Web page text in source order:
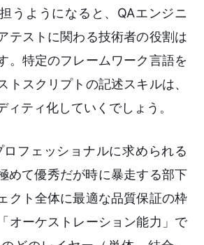
うようになると、QAエンジニ
テストに関わる技術者の役割は
。特定のフレームワーク言語を
トスクリプトの記述スキルは、
ィティ化していくでしょう。
ロフェッショナルに求められる
めて優秀だが時に暴走する部下
クト全体に最適な品質保証の枠
オーケストレーション能力」で